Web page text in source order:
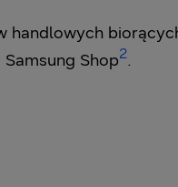
Shop2.